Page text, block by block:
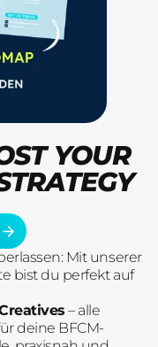
YOUR
Mit unserer
bist du perfekt auf
– alle
deine BFCM-